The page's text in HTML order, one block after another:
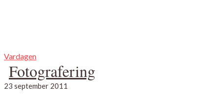
Vardagen
Fotografering
23 september 2011